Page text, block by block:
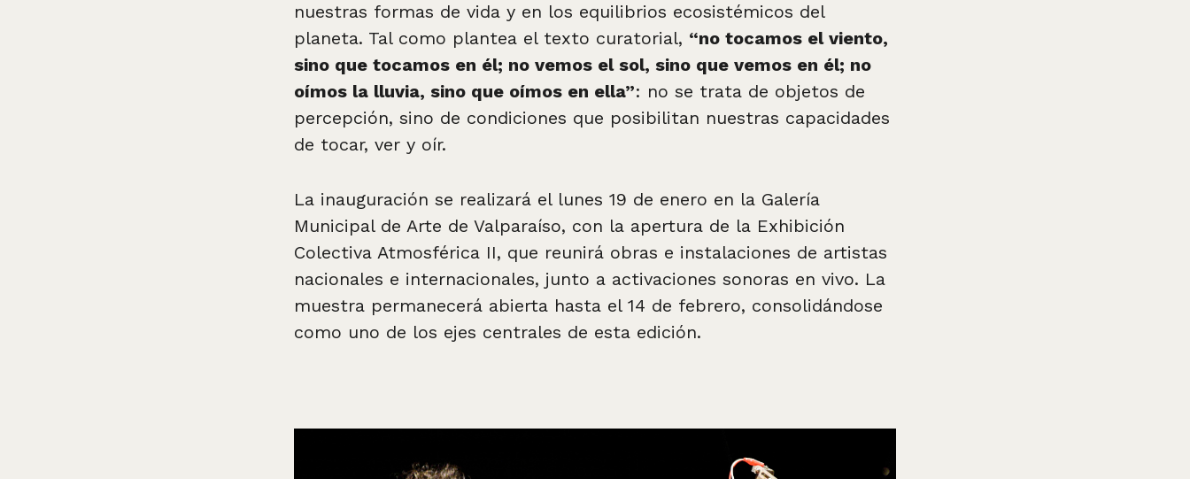
nuestras formas de vida y en los equilibrios ecosistémicos del
planeta. Tal como plantea el texto curatorial, “no tocamos el viento,
sino que tocamos en él; no vemos el sol, sino que vemos en él; no
oímos la lluvia, sino que oímos en ella”: no se trata de objetos de
percepción, sino de condiciones que posibilitan nuestras capacidades
de tocar, ver y oír.
La inauguración se realizará el lunes 19 de enero en la Galería
Municipal de Arte de Valparaíso, con la apertura de la Exhibición
Colectiva Atmosférica II, que reunirá obras e instalaciones de artistas
nacionales e internacionales, junto a activaciones sonoras en vivo. La
muestra permanecerá abierta hasta el 14 de febrero, consolidándose
como uno de los ejes centrales de esta edición.